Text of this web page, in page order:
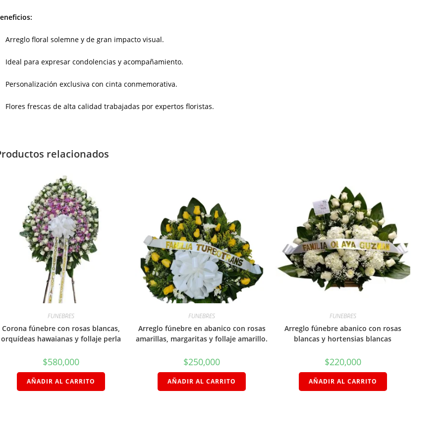
Arreglo floral solemne y de gran impacto visual.
Ideal para expresar condolencias y acompañamiento.
Personalización exclusiva con cinta conmemorativa.
Flores frescas de alta calidad trabajadas por expertos floristas.
relacionados
FUNEBRES
Corona fúnebre con rosas blancas,
orquídeas hawaianas y follaje perla
$580,000
AÑADIR AL CARRITO
FUNEBRES
Arreglo fúnebre en abanico con rosas
amarillas, margaritas y follaje amarillo.
$250,000
AÑADIR AL CARRITO
FUNEBRES
Arreglo fúnebre abanico con rosas
blancas y hortensias blancas
$220,000
AÑADIR AL CARRITO